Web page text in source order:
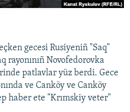
gecesi Rusiyeniñ "Saq"
rayonınıñ Novofedorovka
patlavlar yüz berdi. Gece
ve Canköy ve Canköy
haber ete "Krımskiy veter"